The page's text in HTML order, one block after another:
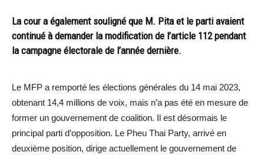
La cour a également souligné que M. Pita et le parti avaient
continué à demander la modification de l’article 112 pendant
la campagne électorale de l’année dernière.
Le MFP a remporté les élections générales du 14 mai 2023,
obtenant 14,4 millions de voix, mais n’a pas été en mesure de
former un gouvernement de coalition. Il est désormais le
principal parti d’opposition. Le Pheu Thai Party, arrivé en
deuxième position, dirige actuellement le gouvernement de